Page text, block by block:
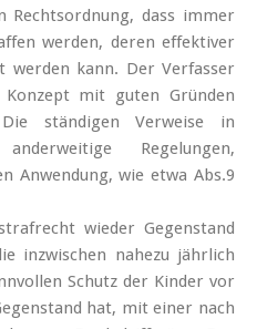
Rechtsordnung, dass immer
werden, deren effektiver
werden kann. Der Verfasser
mit guten Gründen
ständigen Verweise in
Regelungen,
Anwendung, wie etwa Abs.9
wieder Gegenstand
inzwischen nahezu jährlich
Schutz der Kinder vor
hat, mit einer nach